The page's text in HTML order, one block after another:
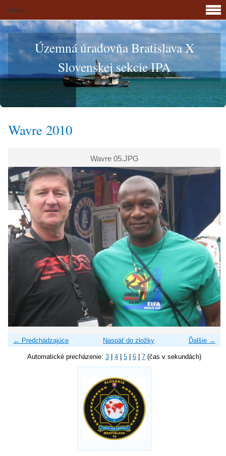
Územná úradovňa Bratislava X
Slovenskej sekcie IPA
Wavre 2010
Wavre 05.JPG
← Predchádzajúce Ďalšie →
Naspäť do zložky
Automatické precházenie: 3 4 5 6 7 (čas v sekundách)
Menu